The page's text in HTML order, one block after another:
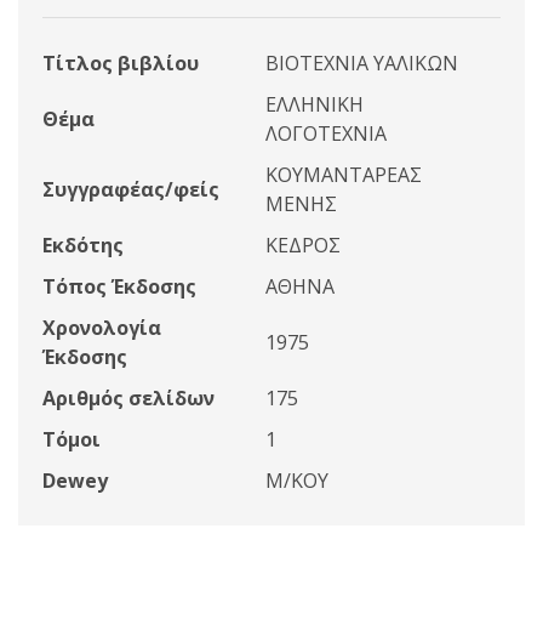
Τίτλος βιβλίου ΒΙΟΤΕΧΝΙΑ ΥΑΛΙΚΩΝ
Θέμα
ΕΛΛΗΝΙΚΗ
ΛΟΓΟΤΕΧΝΙΑ
Συγγραφέας/φείς
ΚΟΥΜΑΝΤΑΡΕΑΣ
ΜΕΝΗΣ
Εκδότης
ΚΕΔΡΟΣ
Τόπος Έκδοσης
ΑΘΗΝΑ
Χρονολογία
Έκδοσης
1975
Αριθμός σελίδων
175
Τόμοι
1
Dewey
Μ/ΚΟΥ